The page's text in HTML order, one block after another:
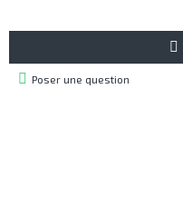
Poser une question